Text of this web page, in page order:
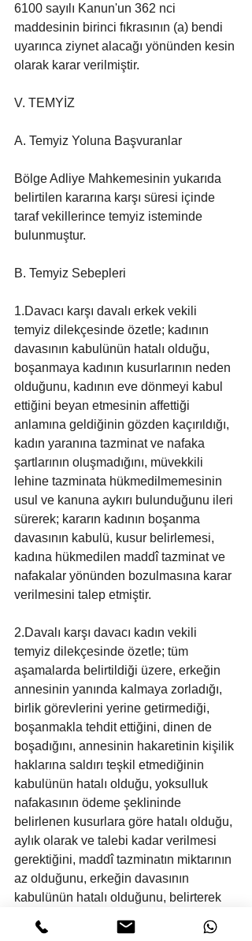
6100 sayılı Kanun'un 362 nci
maddesinin birinci fıkrasının (a) bendi
uyarınca ziynet alacağı yönünden kesin
olarak karar verilmiştir.
V. TEMYİZ
A. Temyiz Yoluna Başvuranlar
Bölge Adliye Mahkemesinin yukarıda
belirtilen kararına karşı süresi içinde
taraf vekillerince temyiz isteminde
bulunmuştur.
B. Temyiz Sebepleri
1.Davacı karşı davalı erkek vekili
temyiz dilekçesinde özetle; kadının
davasının kabulünün hatalı olduğu,
boşanmaya kadının kusurlarının neden
olduğunu, kadının eve dönmeyi kabul
ettiğini beyan etmesinin affettiği
anlamına geldiğinin gözden kaçırıldığı,
kadın yaranına tazminat ve nafaka
şartlarının oluşmadığını, müvekkili
lehine tazminata hükmedilmemesinin
usul ve kanuna aykırı bulunduğunu ileri
sürerek; kararın kadının boşanma
davasının kabulü, kusur belirlemesi,
kadına hükmedilen maddî tazminat ve
nafakalar yönünden bozulmasına karar
verilmesini talep etmiştir.
2.Davalı karşı davacı kadın vekili
temyiz dilekçesinde özetle; tüm
aşamalarda belirtildiği üzere, erkeğin
annesinin yanında kalmaya zorladığı,
birlik görevlerini yerine getirmediği,
boşanmakla tehdit ettiğini, dinen de
boşadığını, annesinin hakaretinin kişilik
haklarına saldırı teşkil etmediğinin
kabulünün hatalı olduğu, yoksulluk
nafakasının ödeme şeklininde
belirlenen kusurlara göre hatalı olduğu,
aylık olarak ve talebi kadar verilmesi
gerektiğini, maddî tazminatın miktarının
az olduğunu, erkeğin davasının
kabulünün hatalı olduğunu, belirterek
bulunduğunu ileri sürerek; kararın